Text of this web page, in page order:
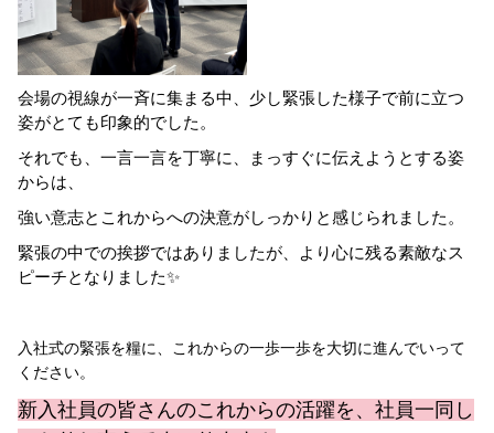
会場の視線が一斉に集まる中、少し緊張した様子で前に立つ
姿がとても印象的でした。
それでも、一言一言を丁寧に、まっすぐに伝えようとする姿
からは、
強い意志とこれからへの決意がしっかりと感じられました。
緊張の中での挨拶ではありましたが、より心に残る素敵なス
ピーチとなりました✨
入社式の緊張を糧に、これからの一歩一歩を大切に進んでいって
ください。
新入社員の皆さんのこれからの活躍を、社員一同し